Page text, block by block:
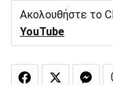
Ακολουθήστε το
YouTube